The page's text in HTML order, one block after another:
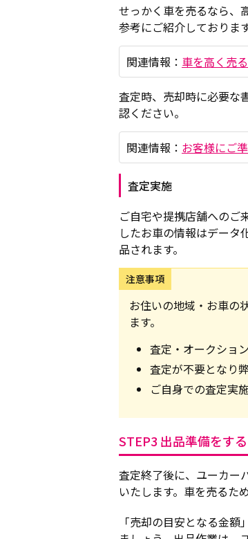
せっかく車を売るなら、
参考にご紹介しております
関連情報： 車を高く売
査定時、売却時に必要な
認ください。
関連情報： お客様にご
査定実施
ご自宅や提携店舗へのご
したお車の情報はデータ
品されます。
注意事項
お住いの地域・お車の
ます。
査定・オークショ
査定が不要となり
ご自身での査定実
STEP3 出品準備をする
査定終了後に、ユーカー
いたします。車を売るた
「売却の目安となる金